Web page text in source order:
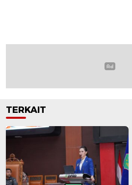
TERKAIT